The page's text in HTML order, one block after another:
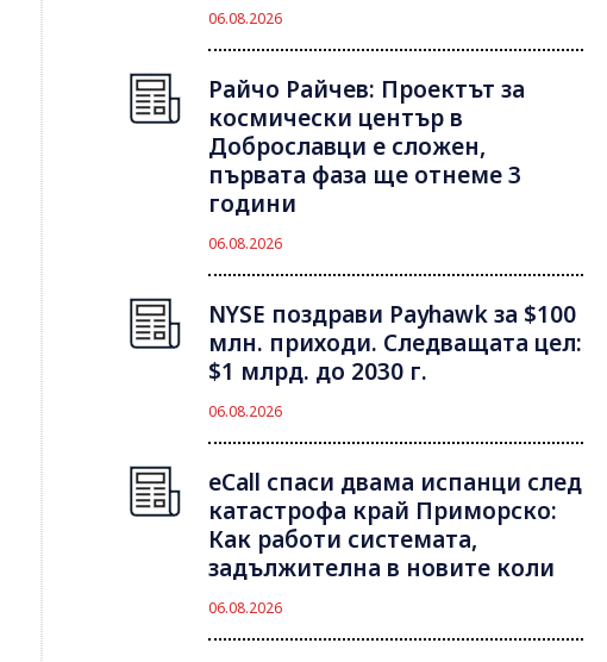
06.08.2026
Райчо Райчев: Проектът за
космически център в
Доброславци е сложен,
първата фаза ще отнеме 3
години
06.08.2026
NYSE поздрави Payhawk за $100
млн. приходи. Следващата цел:
$1 млрд. до 2030 г.
06.08.2026
eCall спаси двама испанци след
катастрофа край Приморско:
Как работи системата,
задължителна в новите коли
06.08.2026